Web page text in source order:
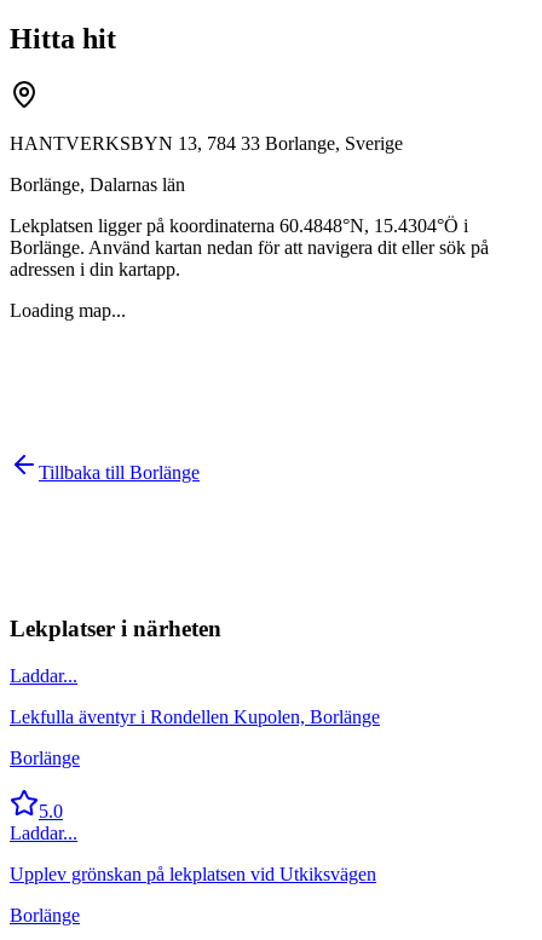
Hitta hit
HANTVERKSBYN 13, 784 33 Borlange, Sverige
Borlänge, Dalarnas län
Lekplatsen ligger på koordinaterna 60.4848°N, 15.4304°Ö i
Borlänge. Använd kartan nedan för att navigera dit eller sök på
adressen i din kartapp.
Loading map...
Tillbaka till Borlänge
Lekplatser i närheten
Laddar...
Lekfulla äventyr i Rondellen Kupolen, Borlänge
Borlänge
5.0
Laddar...
Upplev grönskan på lekplatsen vid Utkiksvägen
Borlänge